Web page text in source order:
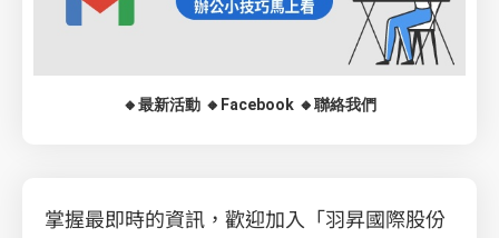
🔸最新活動 🔸Facebook 🔸聯絡我們
掌握最即時的資訊，歡迎加入「羽昇國際股份